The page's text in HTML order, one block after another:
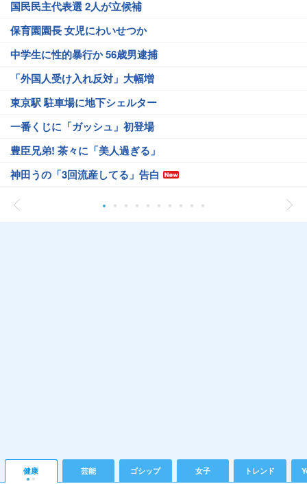
国民民主代表選 2人が立候補
保育園園長 女児にわいせつか
中学生に性的暴行か 56歳男逮捕
「外国人受け入れ反対」大幅増
東京駅 駐車場に地下シェルター
一番くじに「ガッシュ」初登場
豊臣兄弟! 茶々に「美人過ぎる」
神田うの「3回流産してる」告白
健康 芸能 ゴシップ 女子 トレンド